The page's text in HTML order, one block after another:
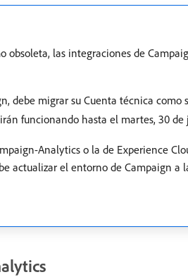
las integraciones de
debe migrar su Cuenta técnica como
funcionando hasta el martes, 30 de
Analytics o la de Experience
actualizar el entorno de Campaign a